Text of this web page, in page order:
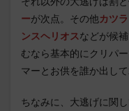
ーが次点。その他カツ
ンスヘリオスなどが候
むなら基本的にクリパ
マーとお供を誰か出し
ちなみに、大逃げに関